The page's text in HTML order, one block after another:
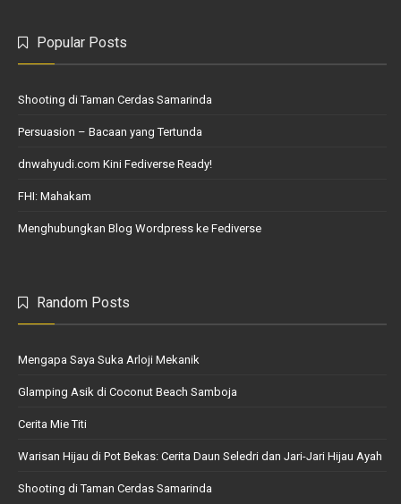
Popular Posts
Shooting di Taman Cerdas Samarinda
Persuasion – Bacaan yang Tertunda
dnwahyudi.com Kini Fediverse Ready!
FHI: Mahakam
Menghubungkan Blog Wordpress ke Fediverse
Random Posts
Mengapa Saya Suka Arloji Mekanik
Glamping Asik di Coconut Beach Samboja
Cerita Mie Titi
Warisan Hijau di Pot Bekas: Cerita Daun Seledri dan Jari-Jari Hijau Ayah
Shooting di Taman Cerdas Samarinda